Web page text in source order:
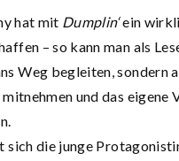
hat mit Dumplin‘ein
– so kann man als
Weg begleiten, sondern
und das eigene
sich die junge